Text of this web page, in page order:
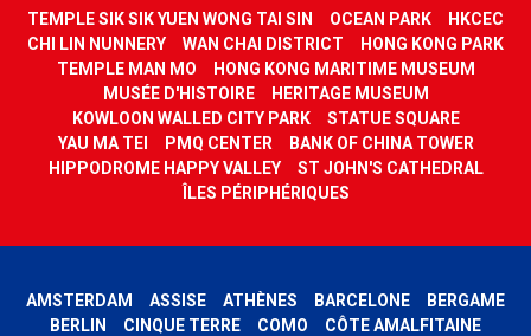
TEMPLE SIK SIK YUEN WONG TAI SIN
OCEAN PARK
HKCEC
CHI LIN NUNNERY
WAN CHAI DISTRICT
HONG KONG PARK
TEMPLE MAN MO
HONG KONG MARITIME MUSEUM
MUSÉE D'HISTOIRE
HERITAGE MUSEUM
KOWLOON WALLED CITY PARK
STATUE SQUARE
YAU MA TEI
PMQ CENTER
BANK OF CHINA TOWER
HIPPODROME HAPPY VALLEY
ST JOHN'S CATHEDRAL
ÎLES PÉRIPHÉRIQUES
AMSTERDAM ASSISE ATHÈNES BARCELONE
BERGAME
BERLIN
CINQUE TERRE COMO
CÔTE AMALFITAINE